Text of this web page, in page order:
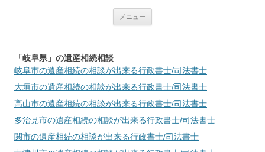
メニュー
キ
プ
「岐阜県」の遺産相続相談
岐阜市の遺産相続の相談が出来る行政書士/司法書士
大垣市の遺産相続の相談が出来る行政書士/司法書士
高山市の遺産相続の相談が出来る行政書士/司法書士
多治見市の遺産相続の相談が出来る行政書士/司法書士
関市の遺産相続の相談が出来る行政書士/司法書士